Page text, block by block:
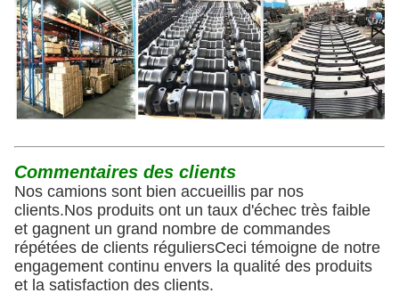
Commentaires des clients
Nos camions sont bien accueillis par nos
clients.Nos produits ont un taux d'échec très faible
et gagnent un grand nombre de commandes
répétées de clients réguliersCeci témoigne de notre
engagement continu envers la qualité des produits
et la satisfaction des clients.